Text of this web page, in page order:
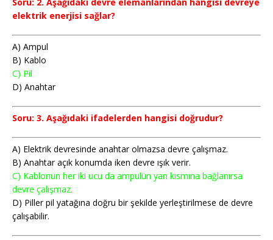
elektrik enerjisi sağlar?
A) Ampul
B) Kablo
C) Pil
D) Anahtar
Soru: 3. Aşağıdaki ifadelerden hangisi doğrudur?
A) Elektrik devresinde anahtar olmazsa devre çalışmaz.
B) Anahtar açık konumda iken devre ışık verir.
C) Kablonun her iki ucu da ampulün yan kısmına bağlanırsa
devre çalışmaz.
D) Piller pil yatağına doğru bir şekilde yerleştirilmese de devre
çalışabilir.